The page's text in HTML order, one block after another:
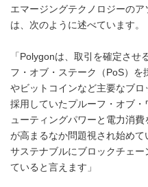
エマージングテクノロジーの
は、次のように述べています。
「Polygonは、取引を確定させ
フ・オブ・ステーク（PoS）
やビットコインなど主要なブ
採用していたプルーフ・オブ
ューティングパワーと電力消
が高まるなか問題視され始めて
サステナブルにブロックチェ
ていると言えます」